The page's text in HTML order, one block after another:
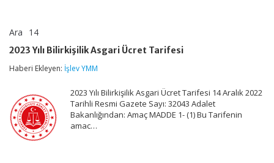
Ara 14
Bilirkişilik
Asgari
Ücret
2023 Yılı Bilirkişilik Asgari Ücret Tarifesi
Haberi Ekleyen: İşlev YMM
2023 Yılı Bilirkişilik Asgari Ücret Tarifesi 14 Aralık 2022
Tarihli Resmi Gazete Sayı: 32043 Adalet
Bakanlığından: Amaç MADDE 1- (1) Bu Tarifenin
amac…